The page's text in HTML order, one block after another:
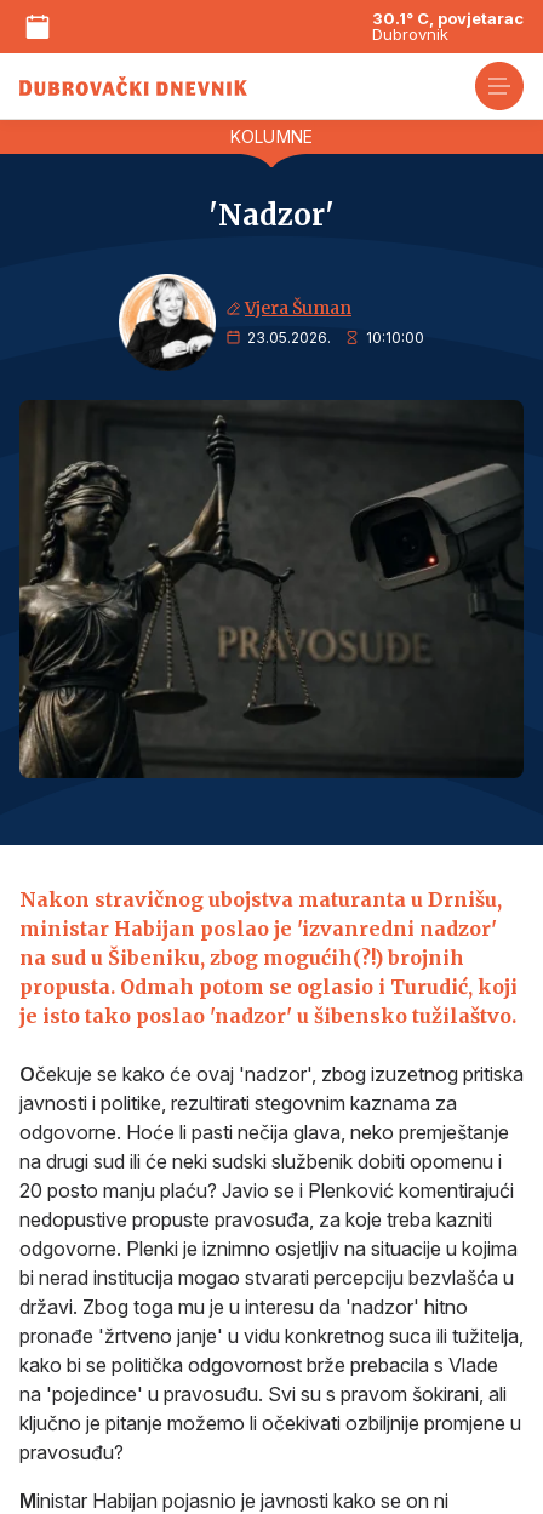
30.1° C, povjetarac
Dubrovnik
KOLUMNE
'Nadzor'
Vjera Šuman
23.05.2026. 10:10:00
Nakon stravičnog ubojstva maturanta u Drnišu,
ministar Habijan poslao je 'izvanredni nadzor'
na sud u Šibeniku, zbog mogućih(?!) brojnih
propusta. Odmah potom se oglasio i Turudić, koji
je isto tako poslao 'nadzor' u šibensko tužilaštvo.
Očekuje se kako će ovaj 'nadzor', zbog izuzetnog pritiska
javnosti i politike, rezultirati stegovnim kaznama za
odgovorne. Hoće li pasti nečija glava, neko premještanje
na drugi sud ili će neki sudski službenik dobiti opomenu i
20 posto manju plaću? Javio se i Plenković komentirajući
nedopustive propuste pravosuđa, za koje treba kazniti
odgovorne. Plenki je iznimno osjetljiv na situacije u kojima
bi nerad institucija mogao stvarati percepciju bezvlašća u
državi. Zbog toga mu je u interesu da 'nadzor' hitno
pronađe 'žrtveno janje' u vidu konkretnog suca ili tužitelja,
kako bi se politička odgovornost brže prebacila s Vlade
na 'pojedince' u pravosuđu. Svi su s pravom šokirani, ali
ključno je pitanje možemo li očekivati ozbiljnije promjene u
pravosuđu?
Ministar Habijan pojasnio je javnosti kako se on ni